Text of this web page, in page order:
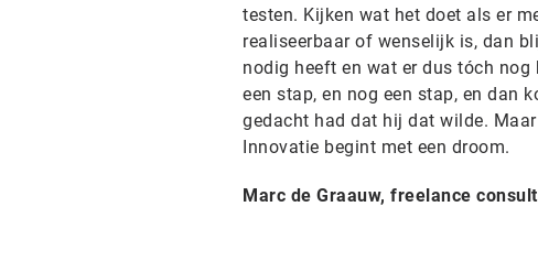
testen. Kijken wat het doet als er
realiseerbaar of wenselijk is, dan
nodig heeft en wat er dus tóch
een stap, en nog een stap, en dan
gedacht had dat hij dat wilde.
Innovatie begint met een droom.
Marc de Graauw, freelance